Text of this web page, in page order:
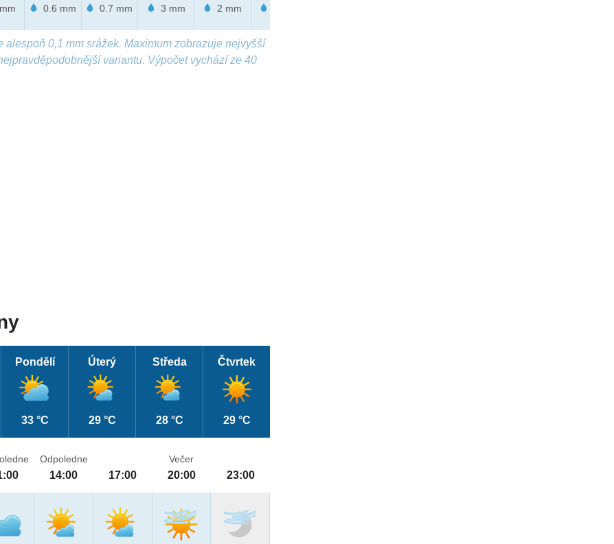
0.6 mm 0.7 mm 3 mm 2 mm
0,1 mm srážek. Maximum zobrazuje nejvyšší
variantu. Výpočet vychází ze 40
Pondělí
33 °C
Úterý
29 °C
Středa
28 °C
Čtvrtek
29 °C
Odpoledne
14:00 17:00
Večer
20:00 23:00